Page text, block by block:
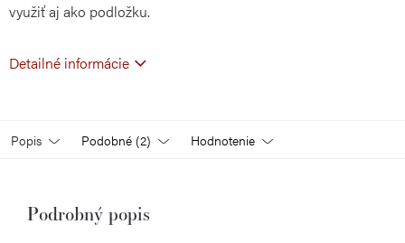
využiť aj ako podložku.
Detailné informácie
Popis Podobné (2) Hodnotenie
Podrobný popis